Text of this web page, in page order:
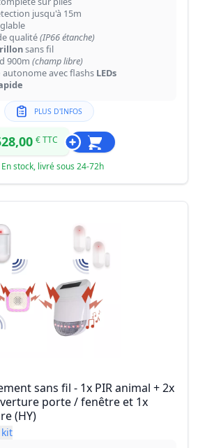
jusqu'à 15m
qualité(IP66 étanche)
sans fil
900m (champ libre)
autonome avec flashs LEDs
PLUS D'INFOS
€ TTC
En stock, livré sous 24-72h
sans fil - 1x PIR animal + 2x
porte / fenêtre et 1x
(HY)